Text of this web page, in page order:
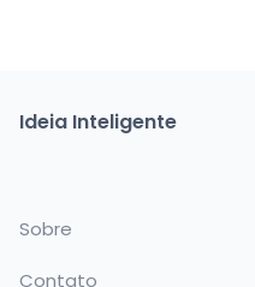
Ideia Inteligente
Sobre
Contato